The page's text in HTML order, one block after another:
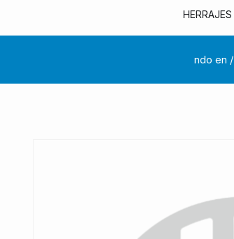
HERRAJES
ndo en /